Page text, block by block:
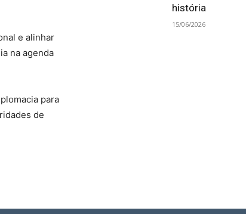
e alinhar
na agenda
para
de
história
15/06/2026